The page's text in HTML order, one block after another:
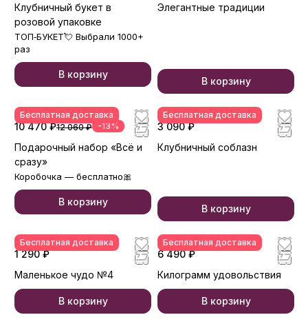
Клубничный букет в
розовой упаковке
ТОП‑БУКЕТ💘 Выбрали 1000+
раз
В корзину
Элегантные традиции
В корзину
Бесплатная доставка
10 470 ₽12 060 ₽ -13%
Подарочный набор «Всё и
сразу»
Коробочка — бесплатно🎀
В корзину
Бесплатная доставка
3 090 ₽
Клубничный соблазн
В корзину
Бесплатная доставка
1 290 ₽
Маленькое чудо №4
В корзину
Бесплатная доставка
6 490 ₽
Килограмм удовольствия
В корзину